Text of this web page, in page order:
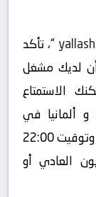
“، تأكد
لديك مشغل
الاستمتاع
و ألمانيا في
بطولة يورو 2024 في تاريخ 2024-06-23 وتوقيت 22:00
العادي أو